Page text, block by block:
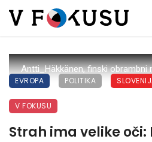
Antti_Häkkänen, finski obrambni
EVROPA POLITIKA
V FOKUSU
Strah ima velike oči: